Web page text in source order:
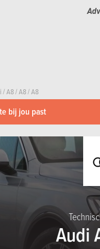
/A8/A8/A8
bij jou past
Audi